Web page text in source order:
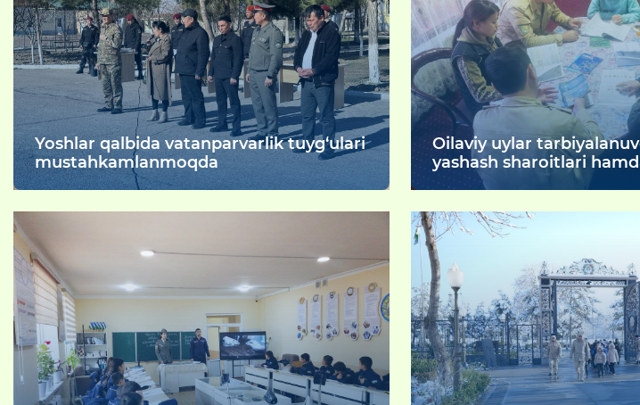
Yoshlar qalbida vatanparvarlik tuyg‘ulari
mustahkamlanmoqda
Oilaviy uylar
yashash sharoitlari
o‘rganildi.